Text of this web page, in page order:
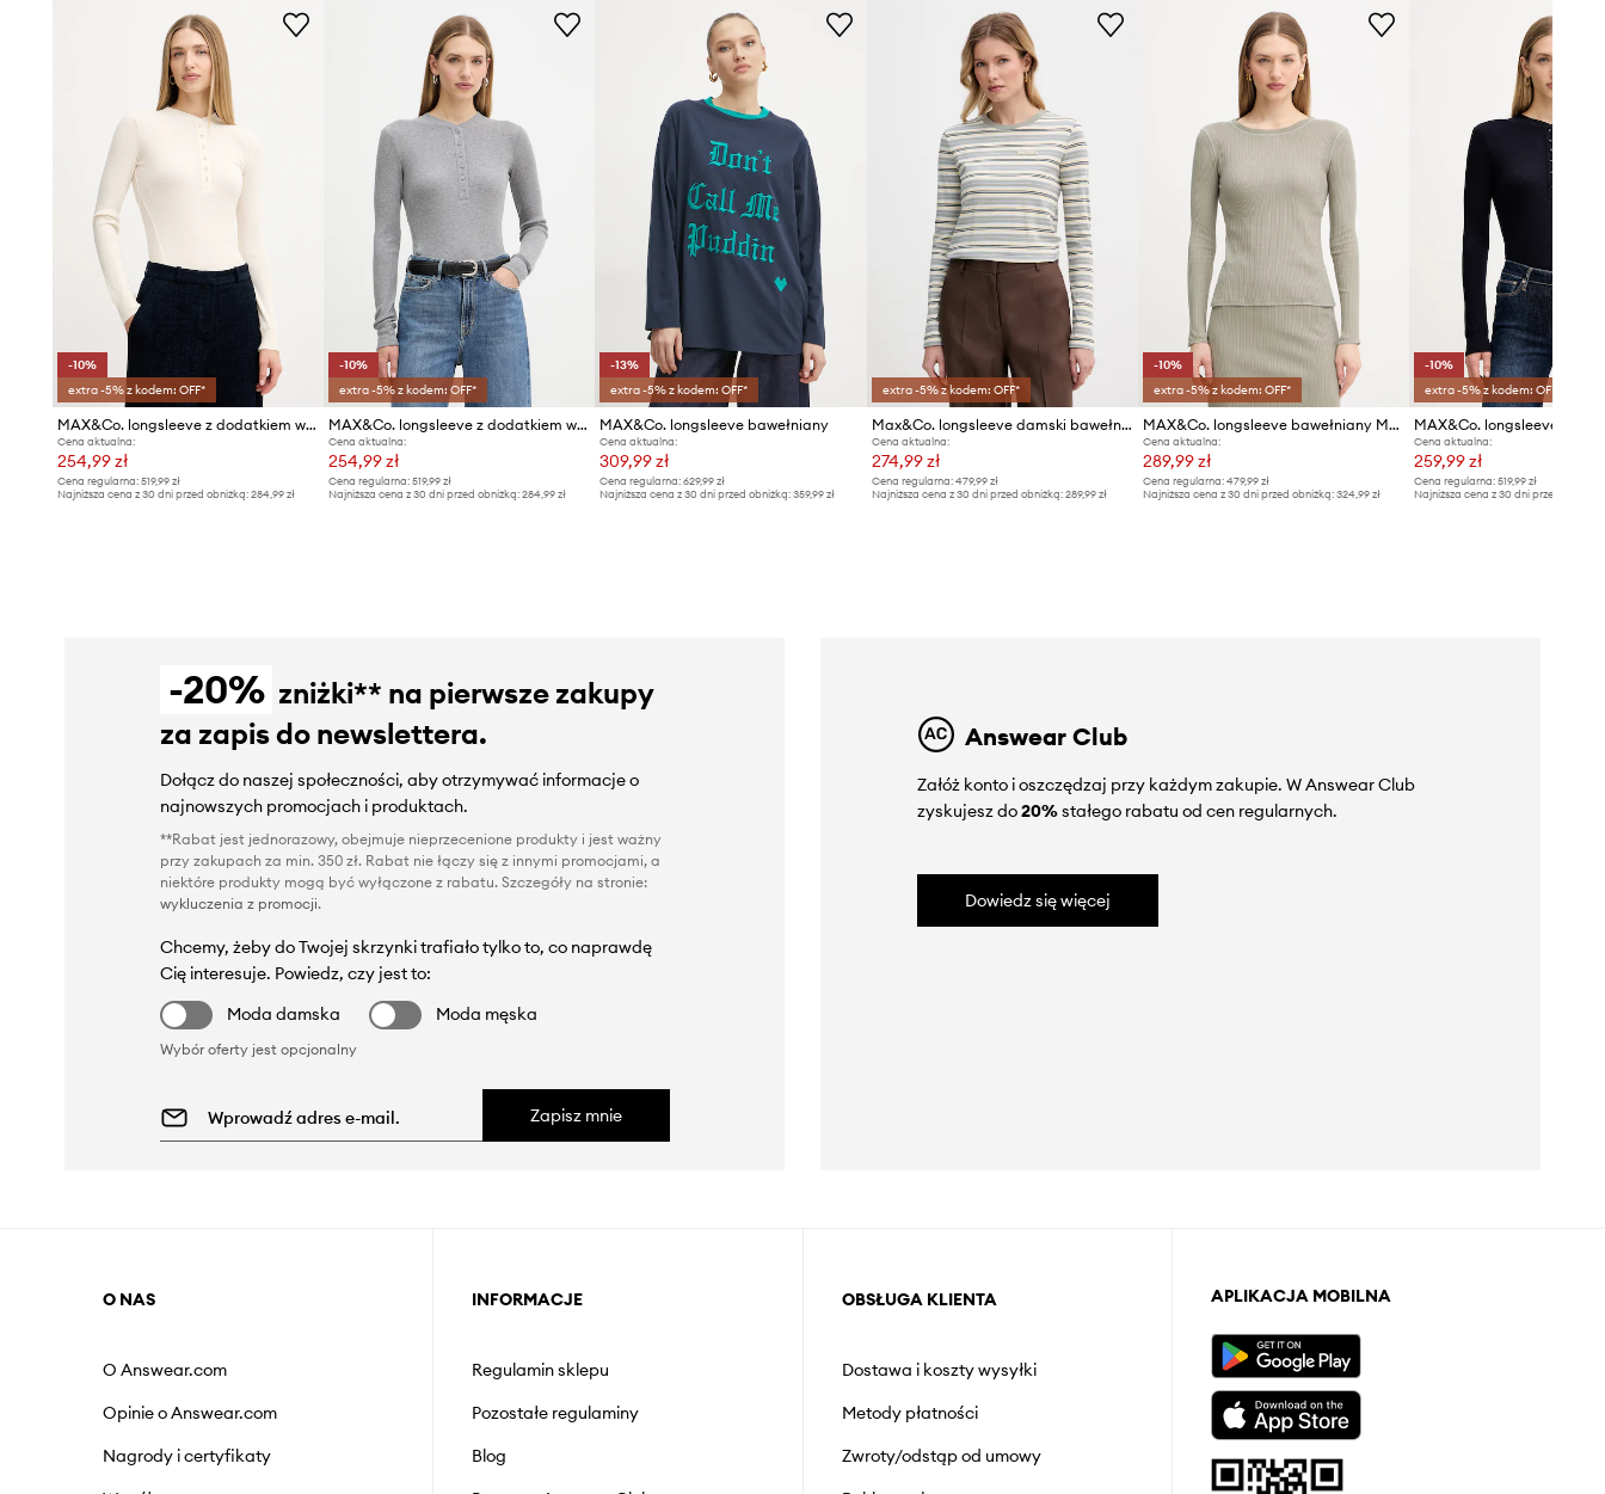
-10%
extra -5% z kodem: OFF*
MAX&Co. longsleeve z dodatkiem wełny
Cena aktualna:
254,99 zł
Cena regularna: 519,99 zł
Najniższa cena z 30 dni przed obniżką: 284,99 zł
-10%
extra -5% z kodem: OFF*
MAX&Co. longsleeve z dodatkiem wełny
Cena aktualna:
254,99 zł
Cena regularna:519,99 zł
Najniższa cena z 30 dni przed obniżką:284,99 zł
-13%
extra -5% z kodem: OFF*
MAX&Co. longsleeve bawełniany
Cena aktualna:
309,99 zł
Cena regularna: 629,99 zł
Najniższa cena z 30 dni przed obniżką: 359,99 zł
extra -5% z kodem: OFF*
Max&Co. longsleeve damski bawełniany MCOMEDUSA
Cena aktualna:
274,99 zł
Cena regularna: 479,99 zł
Najniższa cena z 30 dni przed obniżką: 289,99 zł
-10%
extra -5% z kodem: OFF*
MAX&Co. longsleeve bawełniany MCOTRIONFO
Cena aktualna:
289,99 zł
Cena regularna:479,99 zł
Najniższa cena z 30 dni przed obniżką:324,99 zł
-10%
extra -5% z kodem: OFF*
Cena aktualna:
259,99 zł
Cena regularna: 519,99 zł
Najniższa cena z 30 dni przed obniżką:
-20% zniżki** na pierwsze zakupy
za zapis do newslettera.
Dołącz do naszej społeczności, aby otrzymywać informacje o
najnowszych promocjach i produktach.
**Rabat jest jednorazowy, obejmuje nieprzecenione produkty i jest ważny
przy zakupach za min. 350 zł. Rabat nie łączy się z innymi promocjami, a
niektóre produkty mogą być wyłączone z rabatu. Szczegóły na stronie:
wykluczenia z promocji.
Chcemy, żeby do Twojej skrzynki trafiało tylko to, co naprawdę
Cię interesuje. Powiedz, czy jest to:
Moda damska
Moda męska
Wybór oferty jest opcjonalny
Zapisz mnie
Answear Club
Załóż konto i oszczędzaj przy każdym zakupie. W Answear Club
zyskujesz do20%stałego rabatu od cen regularnych.
Dowiedz się więcej
O NAS
O Answear.com
Opinie o Answear.com
Nagrody i certyfikaty
INFORMACJE
Regulamin sklepu
Pozostałe regulaminy
Blog
OBSŁUGA KLIENTA
Dostawa i koszty wysyłki
Metody płatności
Zwroty/odstąp od umowy
APLIKACJA MOBILNA